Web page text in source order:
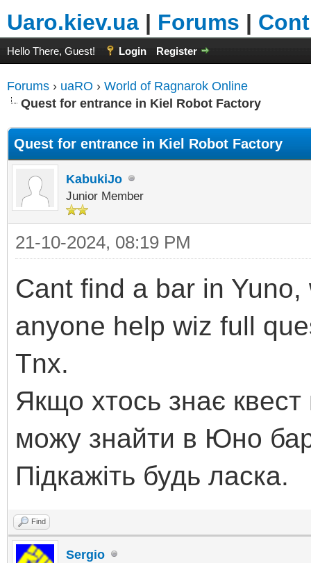
Uaro.kiev.ua | Forums |
Hello There, Guest! Login Register
Forums › uaRO › World of Ragnarok Online
Quest for entrance in Kiel Robot Factory
Quest for entrance in Kiel Robot Factory
KabukiJo
Junior Member
21-10-2024, 08:19 PM
Cant find a bar in
anyone help wiz full
Tnx.
Якщо хтось знає
можу знайти в Юно
Підкажіть будь ласка.
Find
Sergio